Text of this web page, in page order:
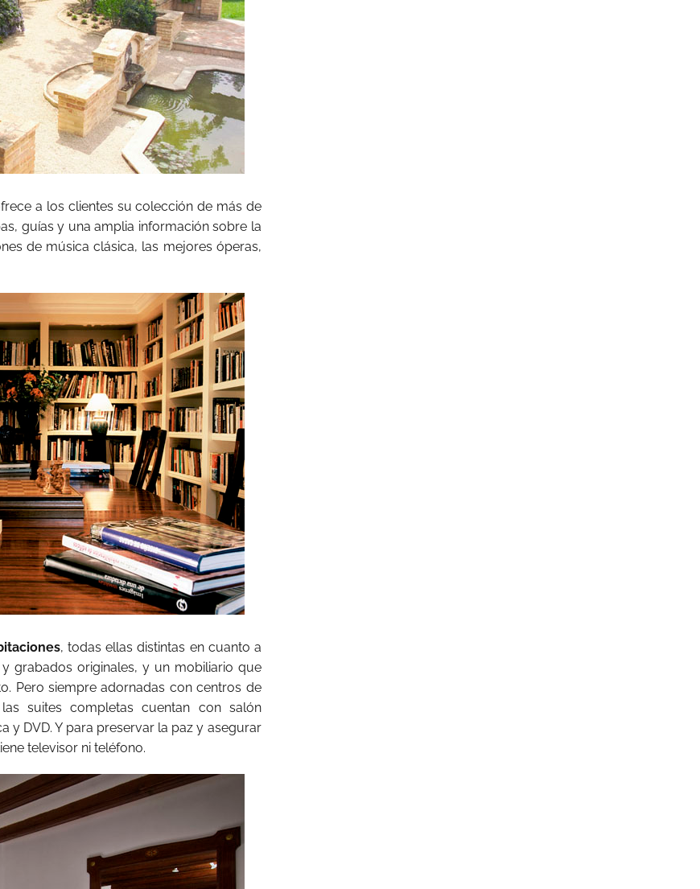
a los clientes su colección de más de
guías y una amplia información sobre la
de música clásica, las mejores óperas,
, todas ellas distintas en cuanto a
grabados originales, y un mobiliario que
Pero siempre adornadas con centros de
suites completas cuentan con salón
y DVD. Y para preservar la paz y asegurar
televisor ni teléfono.